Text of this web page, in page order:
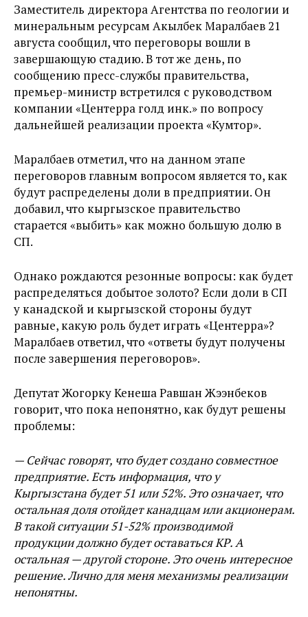
Заместитель директора Агентства по геологии и
минеральным ресурсам Акылбек Маралбаев 21
августа сообщил, что переговоры вошли в
завершающую стадию. В тот же день, по
сообщению пресс-службы правительства,
премьер-министр встретился с руководством
компании «Центерра голд инк.» по вопросу
дальнейшей реализации проекта «Кумтор».
Маралбаев отметил, что на данном этапе
переговоров главным вопросом является то, как
будут распределены доли в предприятии. Он
добавил, что кыргызское правительство
старается «выбить» как можно большую долю в
СП.
Однако рождаются резонные вопросы: как будет
распределяться добытое золото? Если доли в СП
у канадской и кыргызской стороны будут
равные, какую роль будет играть «Центерра»?
Маралбаев ответил, что «ответы будут получены
после завершения переговоров».
Депутат Жогорку Кенеша Равшан Жээнбеков
говорит, что пока непонятно, как будут решены
проблемы:
— Сейчас говорят, что будет создано совместное
предприятие. Есть информация, что у
Кыргызстана будет 51 или 52%. Это означает, что
остальная доля отойдет канадцам или акционерам.
В такой ситуации 51-52% производимой
продукции должно будет оставаться КР. А
остальная — другой стороне. Это очень интересное
решение. Лично для меня механизмы реализации
непонятны.